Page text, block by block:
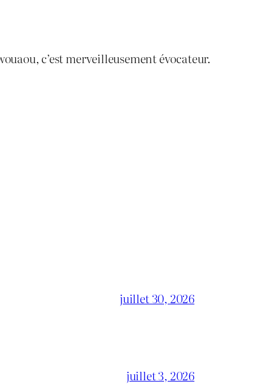
c’est merveilleusement évocateur.
juillet 30, 2026
juillet 3, 2026